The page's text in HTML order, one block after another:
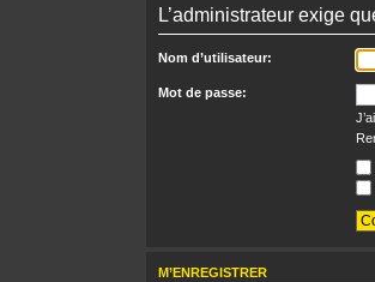
L’administrateur exige
Nom d’utilisateur:
Mot de passe:
M’ENREGISTRER